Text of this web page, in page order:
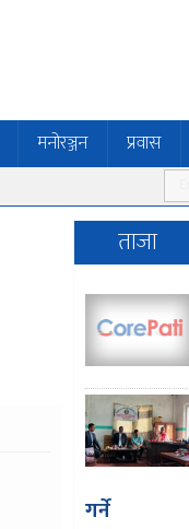
मनोरञ्जन प्रवास
ताजा
गर्ने